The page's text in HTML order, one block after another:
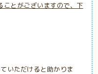
ことがございますので、下
いただけると助かりま